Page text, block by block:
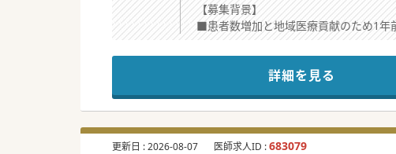
【募集背景】
■患者数増加と地域医療貢献のため1年
■現在ご勤務中の常勤ドクターがご家
■訪問診療のご経験は一切問いません。
【職場環境と雰囲気】
■本院も含めて医師同士のカンファレ
■院長は本院で長く常勤勤務をされて
■医師に限らず、看護師や職員・スタ
詳細を見る
更新日 :2026-08-07 医師求人ID :683079